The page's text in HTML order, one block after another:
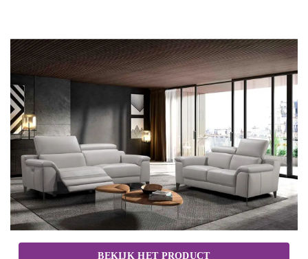
BEKIJK HET PRODUCT